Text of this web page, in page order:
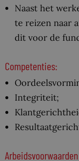
Naast het
te reizen naar
dit voor de
Competenties:
Integriteit;
Arbeidsvoorwaarden